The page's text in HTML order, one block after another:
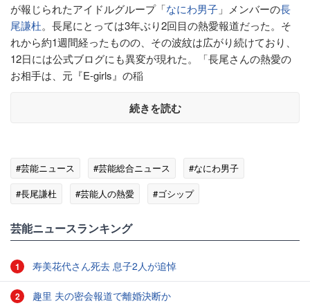
が報じられたアイドルグループ「なにわ男子 」メンバーの長
尾謙杜。長尾にとっては3年ぶり2回目の熱愛報道だった。そ
れから約1週間経ったものの、その波紋は広がり続けており、
12日には公式ブログにも異変が現れた。「長尾さんの熱愛の
お相手は、元『E-girls』の稲
続きを読む
#芸能ニュース #芸能総合ニュース
#なにわ男子
#長尾謙杜
#芸能人の熱愛
#ゴシップ
芸能ニュースランキング
1 寿美花代さん死去 息子2人が追悼
2 趣里 夫の密会報道で離婚決断か